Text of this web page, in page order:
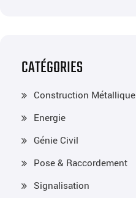
CATÉGORIES
Construction Métallique
Energie
Génie Civil
Pose & Raccordement
Signalisation